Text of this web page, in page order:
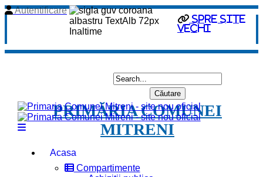
spre site
vechi
Autentificare
PRIMĂRIA COMUNEI
MITRENI
Acasa
Compartimente